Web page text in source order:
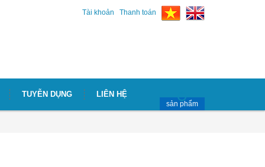
Tài khoản Thanh toán
TUYỄN DỤNG LIÊN HỆ
sản phẩm